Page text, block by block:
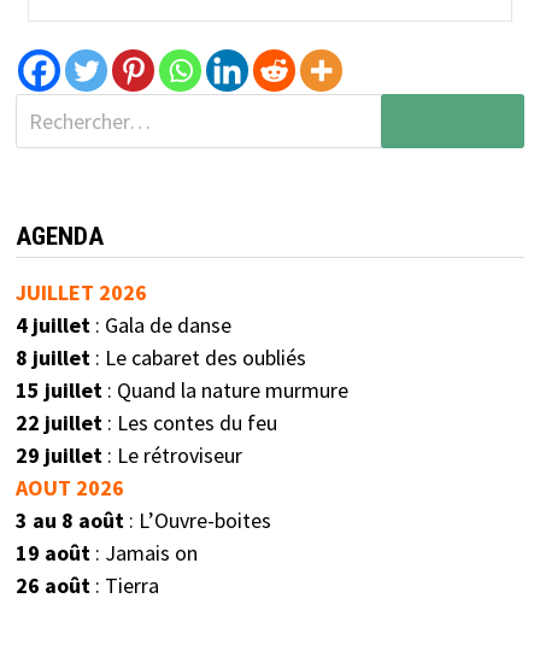
AGENDA
JUILLET 2026
4 juillet: Gala de danse
8 juillet: Le cabaret des oubliés
15 juillet: Quand la nature murmure
22 juillet: Les contes du feu
29 juillet: Le rétroviseur
AOUT 2026
3 au 8 août: L’Ouvre-boites
19 août: Jamais on
26 août: Tierra